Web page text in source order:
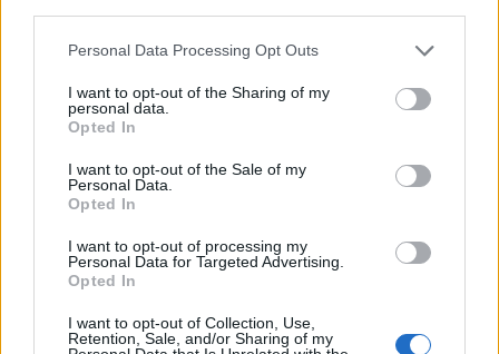
Personal Data Processing Opt Outs
I want to opt-out of the Sharing of my
personal data.
Opted In
I want to opt-out of the Sale of my
Personal Data.
Opted In
I want to opt-out of processing my
Personal Data for Targeted Advertising.
Opted In
I want to opt-out of Collection, Use,
Retention, Sale, and/or Sharing of my
Noticias y actualidad sobre Días
Internacionales
Semanas Internacionales
Años Internacionales
Qué se celebra el día de mi cumpleaños
Eventos internacionales de cultura
Los mejores canales de Youtube según
nuestra audiencia. ¡Participa!
Crea una cuenta atrás para el evento que
quieras